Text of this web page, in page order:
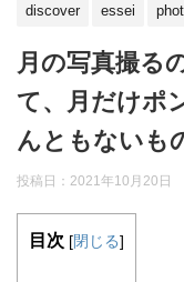
discover essei
月の写真撮る
て、月だけポ
んともないも
投稿日： 2021年10月20日
目次 [閉じる]